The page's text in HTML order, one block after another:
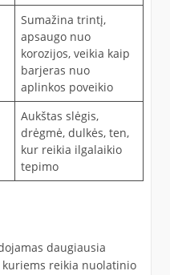
Sumažina trintį,
apsaugo nuo
korozijos, veikia kaip
barjeras nuo
aplinkos poveikio
Aukštas slėgis,
drėgmė, dulkės, ten,
kur reikia ilgalaikio
tepimo
daugiausia
reikia nuolatinio